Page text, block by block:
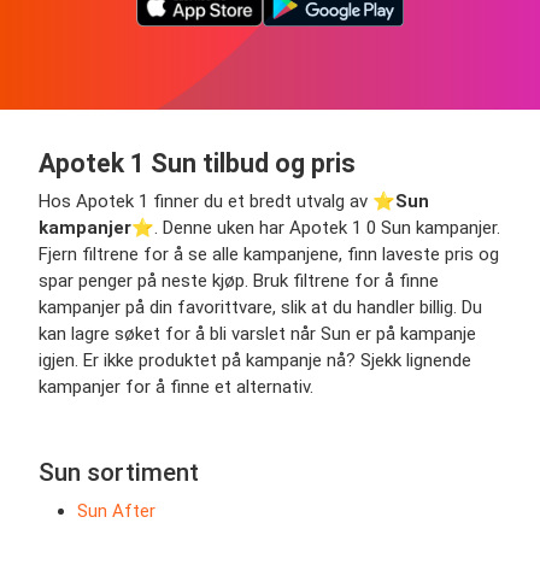
Apotek 1 Sun tilbud og pris
Hos Apotek 1 finner du et bredt utvalg av ⭐️Sun
kampanjer⭐️. Denne uken har Apotek 1 0 Sun kampanjer.
Fjern filtrene for å se alle kampanjene, finn laveste pris og
spar penger på neste kjøp. Bruk filtrene for å finne
kampanjer på din favorittvare, slik at du handler billig. Du
kan lagre søket for å bli varslet når Sun er på kampanje
igjen. Er ikke produktet på kampanje nå? Sjekk lignende
kampanjer for å finne et alternativ.
Sun sortiment
Sun After